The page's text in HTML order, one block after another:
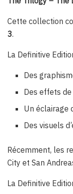
Cette collection
3.
La Definitive
Des
Des effets
Un éclairage
Des visuels
Récemment, les
City et San
La Definitive